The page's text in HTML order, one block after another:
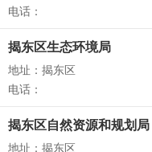
电话：
揭东区生态环境局
地址：揭东区
电话：
揭东区自然资源和规划局
地址：揭东区